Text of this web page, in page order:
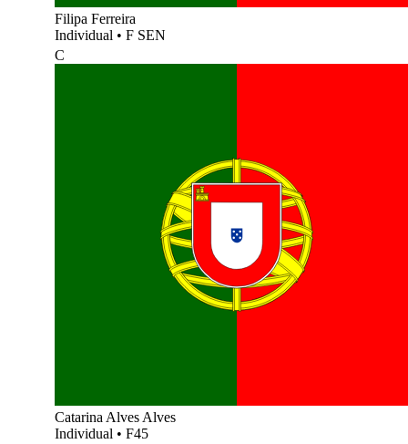
Filipa Ferreira
Individual • F SEN
C
Catarina Alves Alves
Individual • F45